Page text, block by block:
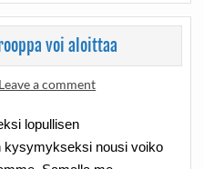
voi aloittaa
Leave a comment
lopullisen
kysymykseksi nousi voiko